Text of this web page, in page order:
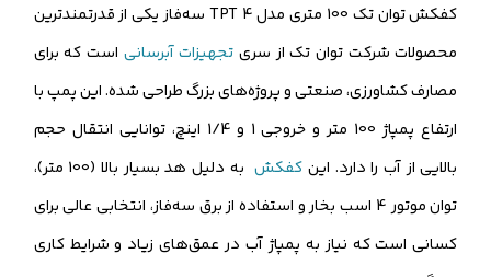
ثبت درخواست مشاوره رایگانکفکش توان تک 100 متری مدل TPT 4 سه‌فاز یکی از قدرتمندترین
محصولات شرکت توان تک از سری تجهیزات آبرسانی است که برای
مصارف کشاورزی، صنعتی و پروژه‌های بزرگ طراحی شده. این پمپ با
ارتفاع پمپاژ 100 متر و خروجی 1 و 1/4 اینچ، توانایی انتقال حجم
بالایی از آب را دارد. این کفکش
به دلیل هد بسیار بالا (100 متر)،
توان موتور 4 اسب بخار و استفاده از برق سه‌فاز، انتخابی عالی برای
کسانی است که نیاز به پمپاژ آب در عمق‌های زیاد و شرایط کاری